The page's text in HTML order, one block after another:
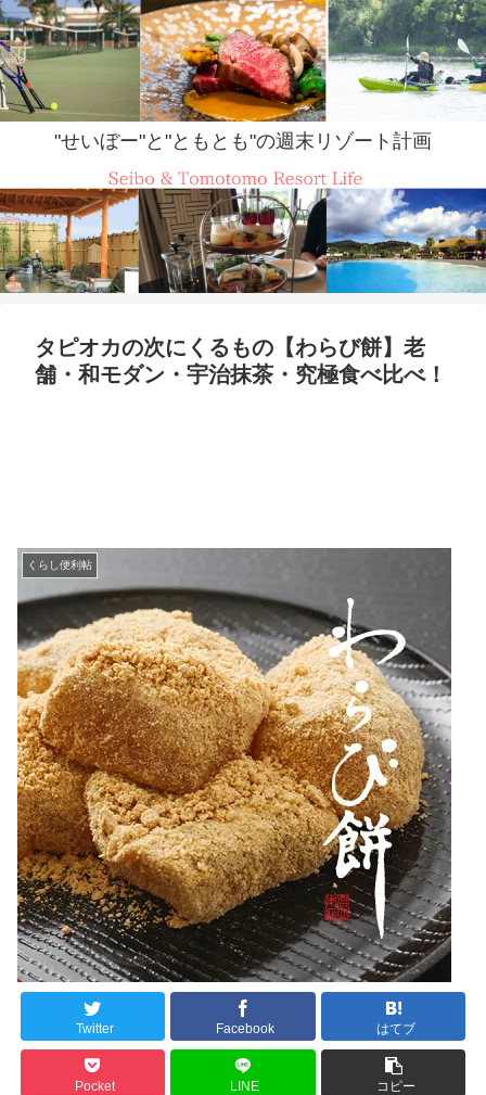
"せいぼー"と"ともとも"の週末リゾート計画
タピオカの次にくるもの【わらび餅】老
舗・和モダン・宇治抹茶・究極食べ比べ！
くらし便利帖
Twitter Facebook はてブ
Pocket LINE コピー